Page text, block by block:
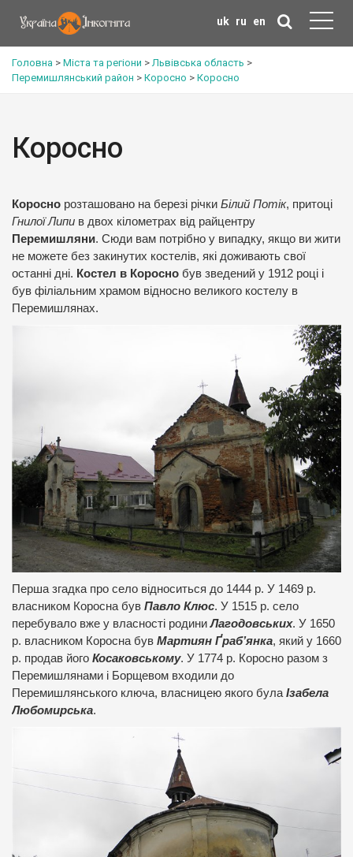
uk ru en
Головна > Міста та регіони >Львівська область >
Перемишлянський район > Коросно > Коросно
Коросно
Коросно розташовано на березі річки Білий Потік, притоці
Гнилої Липи в двох кілометрах від райцентру
Перемишляни. Сюди вам потрібно у випадку, якщо ви жити
не можете без закинутих костелів, які доживають свої
останні дні. Костел в Коросно був зведений у 1912 році і
був філіальним храмом відносно великого костелу в
Перемишлянах.
Перша згадка про село відноситься до 1444 р. У 1469 р.
власником Коросна був Павло Клюс. У 1515 р. село
перебувало вже у власності родиниЛагодовських. У 1650
р. власником Коросна був Мартиян Ґраб’янка, який у 1660
р. продав його Косаковському. У 1774 р. Коросно разом з
Перемишлянами і Борщевом входили до
Перемишлянського ключа, власницею якого була Ізабела
Любомирська.